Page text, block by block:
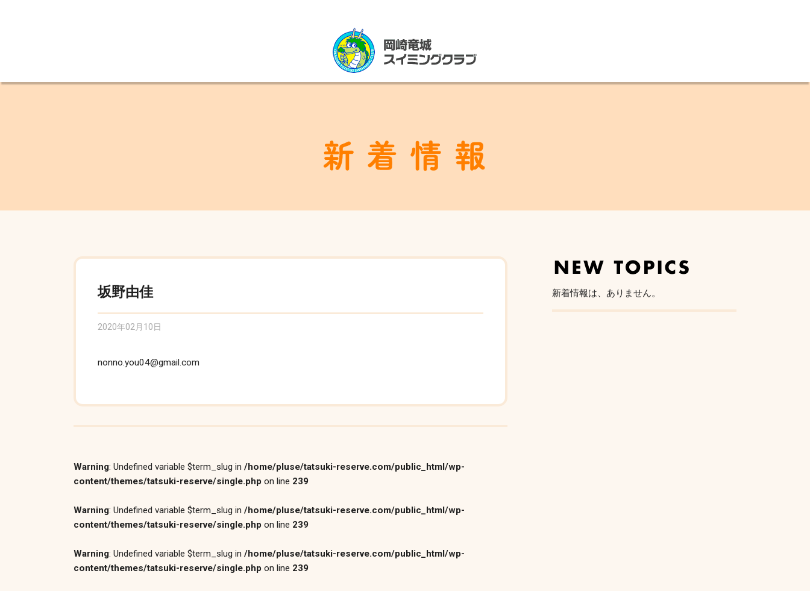
坂野由佳
2020年02月10日
nonno.you04@gmail.com
Warning: Undefined variable $term_slug in /home/pluse/tatsuki-reserve.com/public_html/wp-
content/themes/tatsuki-reserve/single.php on line 239
Warning: Undefined variable $term_slug in /home/pluse/tatsuki-reserve.com/public_html/wp-
content/themes/tatsuki-reserve/single.php on line 239
Warning: Undefined variable $term_slug in /home/pluse/tatsuki-reserve.com/public_html/wp-
content/themes/tatsuki-reserve/single.php on line 239
新着情報は、ありません。